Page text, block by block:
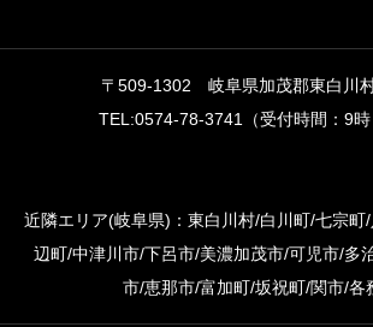
〒509-1302 岐阜県加茂郡東白川
TEL:0574-78-3741（受付時間：9時
近隣エリア(岐阜県)：東白川村/白川町/七宗町/
辺町/中津川市/下呂市/美濃加茂市/可児市/多
市/恵那市/富加町/坂祝町/関市/各